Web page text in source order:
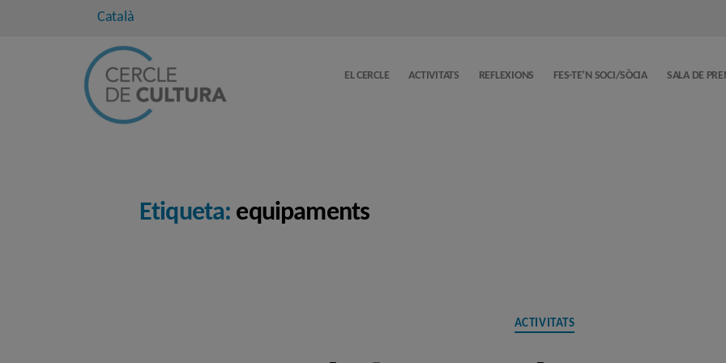
Català
EL CERCLE ACTIVITATS REFLEXIONS FES-TE’N SOCI/SÒCIA SALA DE
Etiqueta: equipaments
Categories
ACTIVITATS